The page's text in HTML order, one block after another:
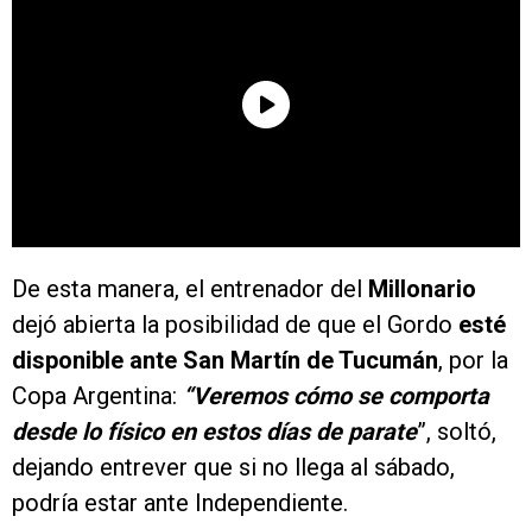
De esta manera, el entrenador del Millonario
dejó abierta la posibilidad de que el Gordo esté
disponible ante San Martín de Tucumán, por la
Copa Argentina: “Veremos cómo se comporta
desde lo físico en estos días de parate”, soltó,
dejando entrever que si no llega al sábado,
podría estar ante Independiente.